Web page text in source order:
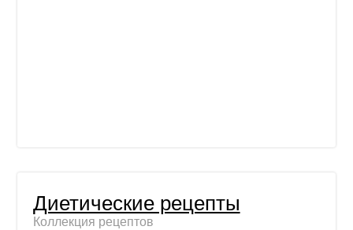
Диетические рецепты
Коллекция рецептов